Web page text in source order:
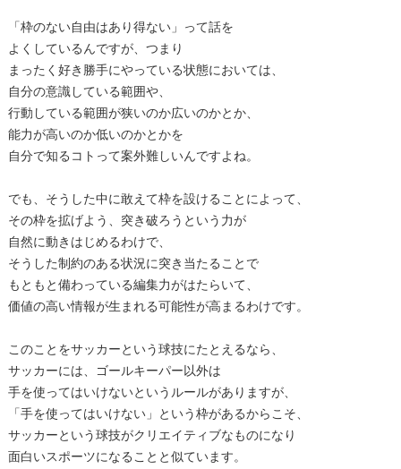
「枠のない自由はあり得ない」って話を
よくしているんですが、つまり
まったく好き勝手にやっている状態においては、
自分の意識している範囲や、
行動している範囲が狭いのか広いのかとか、
能力が高いのか低いのかとかを
自分で知るコトって案外難しいんですよね。
でも、そうした中に敢えて枠を設けることによって、
その枠を拡げよう、突き破ろうという力が
自然に動きはじめるわけで、
そうした制約のある状況に突き当たることで
もともと備わっている編集力がはたらいて、
価値の高い情報が生まれる可能性が高まるわけです。
このことをサッカーという球技にたとえるなら、
サッカーには、ゴールキーパー以外は
手を使ってはいけないというルールがありますが、
「手を使ってはいけない」という枠があるからこそ、
サッカーという球技がクリエイティブなものになり
面白いスポーツになることと似ています。